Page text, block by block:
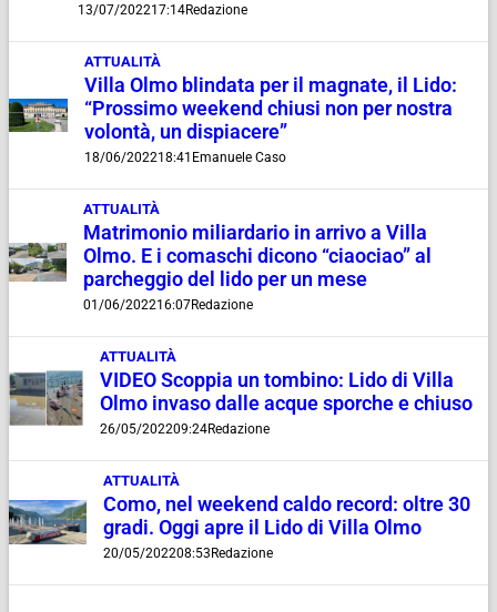
13/07/202217:14Redazione
ATTUALITÀ
Villa Olmo blindata per il magnate, il Lido:
“Prossimo weekend chiusi non per nostra
volontà, un dispiacere”
18/06/202218:41 Emanuele Caso
ATTUALITÀ
Matrimonio miliardario in arrivo a Villa
Olmo. E i comaschi dicono “ciaociao” al
parcheggio del lido per un mese
01/06/202216:07Redazione
ATTUALITÀ
VIDEO Scoppia un tombino: Lido di Villa
Olmo invaso dalle acque sporche e chiuso
26/05/202209:24Redazione
ATTUALITÀ
Como, nel weekend caldo record: oltre 30
gradi. Oggi apre il Lido di Villa Olmo
20/05/202208:53Redazione